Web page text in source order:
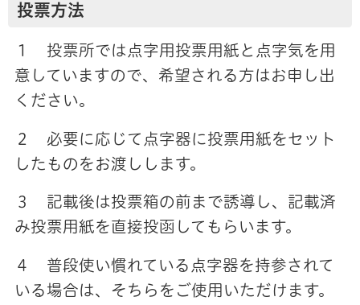
投票方法
１ 投票所では点字用投票用紙と点字気を用
意していますので、希望される方はお申し出
ください。
２ 必要に応じて点字器に投票用紙をセット
したものをお渡しします。
３ 記載後は投票箱の前まで誘導し、記載済
み投票用紙を直接投函してもらいます。
４ 普段使い慣れている点字器を持参されて
いる場合は、そちらをご使用いただけます。